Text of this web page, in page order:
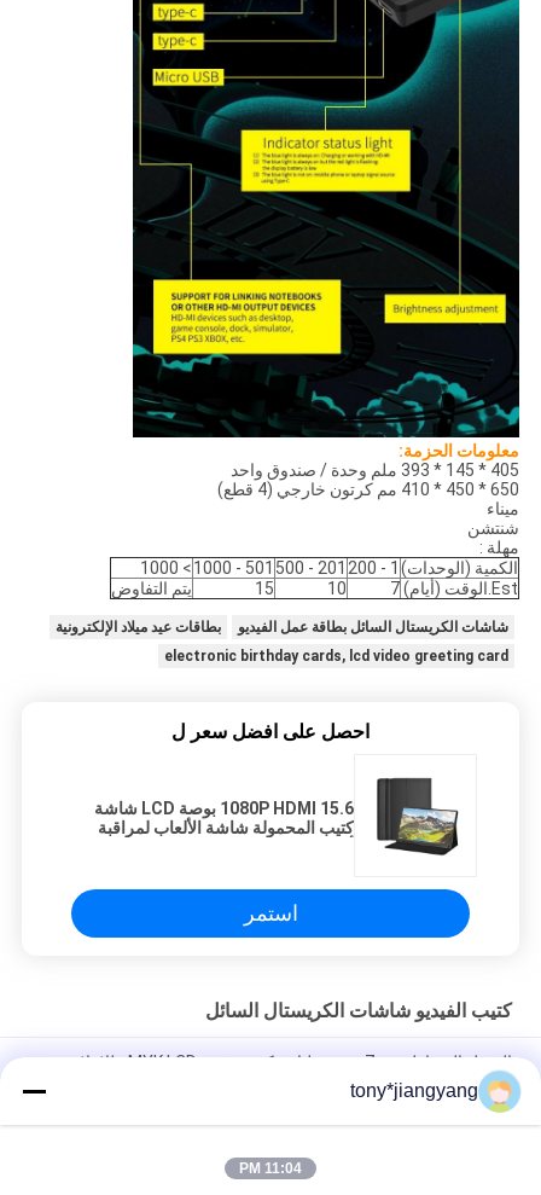
معلومات الحزمة:
405 * 145 * 393 ملم وحدة / صندوق واحد
650 * 450 * 410 مم كرتون خارجي (4 قطع)
ميناء
شنتشن
مهلة :
الكمية (الوحدات) 1 - 200
201 - 500
501 - 1000
> 1000
Est.الوقت (أيام)
7
10
15 يتم التفاوض
شاشات الكريستال السائل بطاقة عمل الفيديو
بطاقات عيد ميلاد الإلكترونية
electronic birthday cards, lcd video greeting card
احصل على افضل سعر ل
1080P HDMI 15.6 بوصة LCD شاشة
كتيب المحمولة شاشة الألعاب لمراقبة
استمر
كتيب الفيديو شاشات الكريستال السائل
التبديل المغناطيسي 7 بوصة طباعة كتيب فيديو cMYK LCD للإعلان
لمراقبة أجهزة PS4 Xbox
فكرة جديدة لم أر أبدا شاشة LCD بطاقة تحية الطباعة بالألوان الكاملة
tony*jiangyang
11:04 PM